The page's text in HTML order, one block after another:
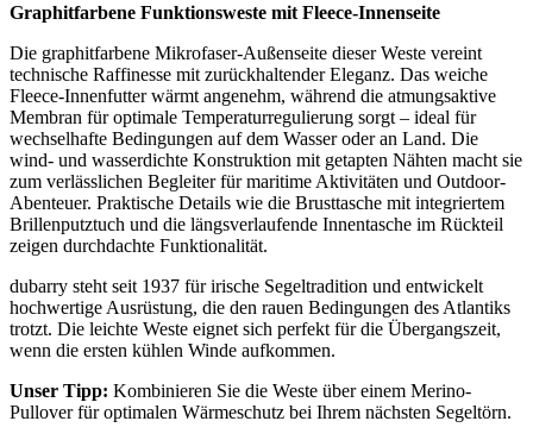
Graphitfarbene Funktionsweste mit Fleece-Innenseite
Die graphitfarbene Mikrofaser-Außenseite dieser Weste vereint
technische Raffinesse mit zurückhaltender Eleganz. Das weiche
Fleece-Innenfutter wärmt angenehm, während die atmungsaktive
Membran für optimale Temperaturregulierung sorgt – ideal für
wechselhafte Bedingungen auf dem Wasser oder an Land. Die
wind- und wasserdichte Konstruktion mit getapten Nähten macht sie
zum verlässlichen Begleiter für maritime Aktivitäten und Outdoor-
Abenteuer. Praktische Details wie die Brusttasche mit integriertem
Brillenputztuch und die längsverlaufende Innentasche im Rückteil
zeigen durchdachte Funktionalität.
dubarry steht seit 1937 für irische Segeltradition und entwickelt
hochwertige Ausrüstung, die den rauen Bedingungen des Atlantiks
trotzt. Die leichte Weste eignet sich perfekt für die Übergangszeit,
wenn die ersten kühlen Winde aufkommen.
Unser Tipp: Kombinieren Sie die Weste über einem Merino-
Pullover für optimalen Wärmeschutz bei Ihrem nächsten Segeltörn.